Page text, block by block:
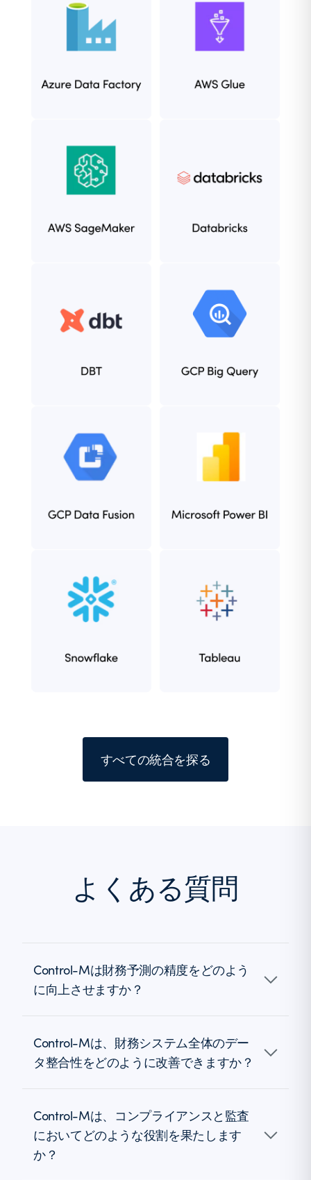
すべての統合を探る
よくある質問
Control-Mは財務予測の精度をどのよう
に向上させますか？
Control-Mは、財務システム全体のデー
タ整合性をどのように改善できますか？
Control-Mは、コンプライアンスと監査
においてどのような役割を果たします
か？